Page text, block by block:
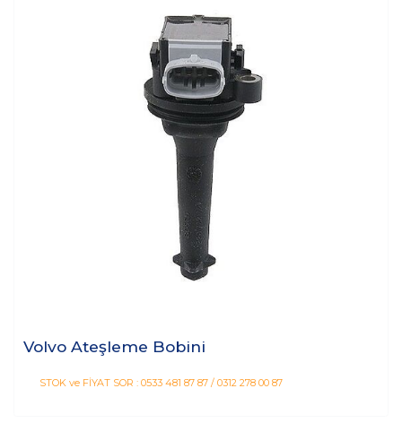
Volvo Ateşleme Bobini
STOK ve FİYAT SOR : 0533 481 87 87 / 0312 278 00 87